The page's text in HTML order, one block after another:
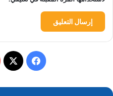
فيسبوك
‫X